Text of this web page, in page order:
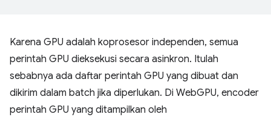
Karena GPU adalah koprosesor independen, semua
perintah GPU dieksekusi secara asinkron. Itulah
sebabnya ada daftar perintah GPU yang dibuat dan
dikirim dalam batch jika diperlukan. Di WebGPU, encoder
perintah GPU yang ditampilkan oleh